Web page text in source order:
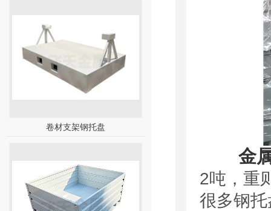
卷材支架钢托盘
金
2吨，重
很多钢